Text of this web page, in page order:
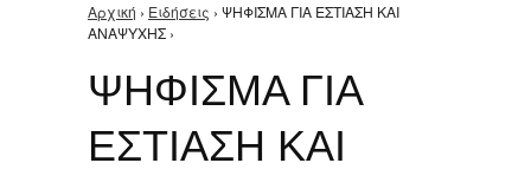
Είστε εδώ
Αρχική › Ειδήσεις › ΨΗΦΙΣΜΑ ΓΙΑ ΕΣΤΙΑΣΗ ΚΑΙ
ΑΝΑΨΥΧΗΣ ›
ΨΗΦΙΣΜΑ ΓΙΑ
ΕΣΤΙΑΣΗ ΚΑΙ